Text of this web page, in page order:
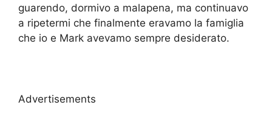
guarendo, dormivo a malapena, ma continuavo
a ripetermi che finalmente eravamo la famiglia
che io e Mark avevamo sempre desiderato.
Advertisements